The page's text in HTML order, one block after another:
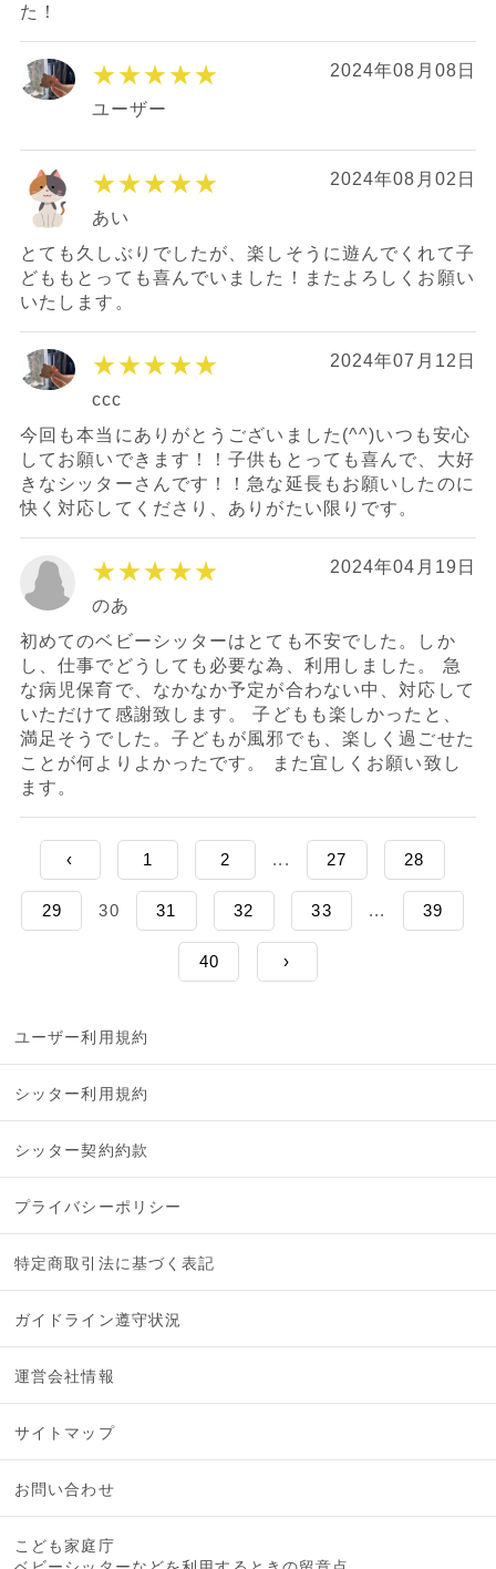
た！
★★★★★ 2024年08月08日
ユーザー
★★★★★ 2024年08月02日
あい
とても久しぶりでしたが、楽しそうに遊んでくれて子
どももとっても喜んでいました！またよろしくお願い
いたします。
★★★★★ 2024年07月12日
ccc
今回も本当にありがとうございました(^^)いつも安心
してお願いできます！！子供もとっても喜んで、大好
きなシッターさんです！！急な延長もお願いしたのに
快く対応してくださり、ありがたい限りです。
★★★★★ 2024年04月19日
のあ
初めてのベビーシッターはとても不安でした。しか
し、仕事でどうしても必要な為、利用しました。 急
な病児保育で、なかなか予定が合わない中、対応して
いただけて感謝致します。 子どもも楽しかったと、
満足そうでした。子どもが風邪でも、楽しく過ごせた
ことが何よりよかったです。 また宜しくお願い致し
ます。
‹ 1 2 ... 27 28
29 30 31 32 33 ... 39
40 ›
ユーザー利用規約
シッター利用規約
シッター契約約款
プライバシーポリシー
特定商取引法に基づく表記
ガイドライン遵守状況
運営会社情報
サイトマップ
お問い合わせ
こども家庭庁